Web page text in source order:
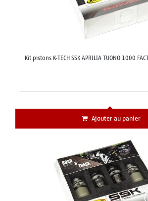
Kit pistons K-TECH SSK APRILIA TUONO 1000
Ajouter au panier